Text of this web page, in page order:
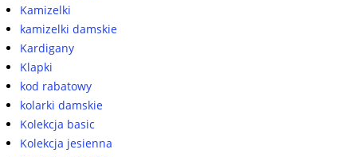
Kamizelki
kamizelki damskie
Kardigany
Klapki
kod rabatowy
kolarki damskie
Kolekcja basic
Kolekcja jesienna